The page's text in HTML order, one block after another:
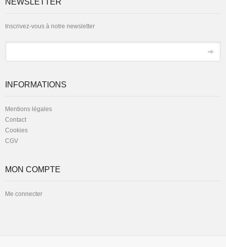
NEWSLETTER
Inscrivez-vous à notre newsletter
INFORMATIONS
Mentions légales
Contact
Cookies
CGV
MON COMPTE
Me connecter